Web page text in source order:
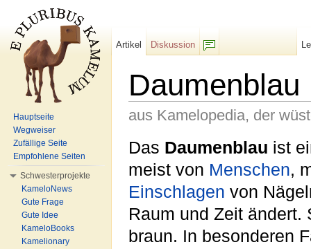
Daumenblau
aus Kamelopedia, der
Das Daumenblau ist
meist von Menschen,
Einschlagen von
Raum und Zeit
braun. In besonderen
Artikel
Diskussion
Hauptseite
Wegweiser
Zufällige Seite
Empfohlene Seiten
Schwesterprojekte
KameloNews
Gute Frage
Gute Idee
KameloBooks
Kamelionary